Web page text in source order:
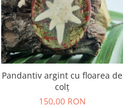
Pandantiv argint cu floarea de
colț
150,00 RON